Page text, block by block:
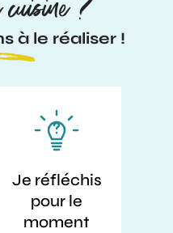
?
à le réaliser !
Je réfléchis
pour le
moment